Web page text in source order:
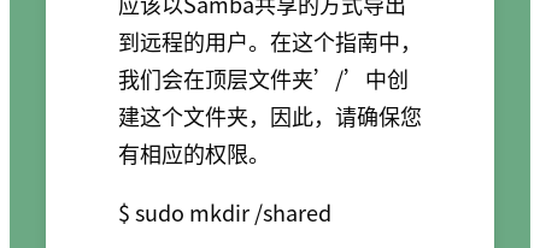
到远程的用户。在这个指南中，
我们会在顶层文件夹’/’中创
建这个文件夹，因此，请确保您
有相应的权限。